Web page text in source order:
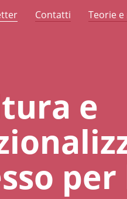
Contatti Teorie
e